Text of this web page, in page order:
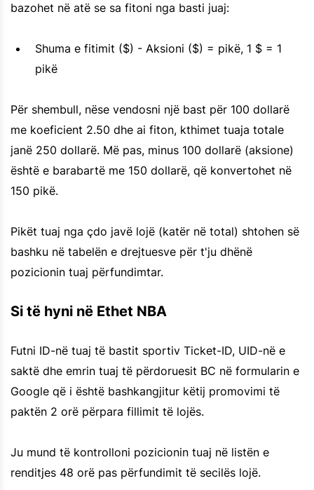
bazohet në atë se sa fitoni nga basti juaj:
Shuma e fitimit ($) - Aksioni ($) = pikë, 1 $ = 1
pikë
Për shembull, nëse vendosni një bast për 100 dollarë
me koeficient 2.50 dhe ai fiton, kthimet tuaja totale
janë 250 dollarë. Më pas, minus 100 dollarë (aksione)
është e barabartë me 150 dollarë, që konvertohet në
150 pikë.
Pikët tuaj nga çdo javë lojë (katër në total) shtohen së
bashku në tabelën e drejtuesve për t'ju dhënë
pozicionin tuaj përfundimtar.
Si të hyni në Ethet NBA
Futni ID-në tuaj të bastit sportiv Ticket-ID, UID-në e
saktë dhe emrin tuaj të përdoruesit BC në formularin e
Google që i është bashkangjitur këtij promovimi të
paktën 2 orë përpara fillimit të lojës.
Ju mund të kontrolloni pozicionin tuaj në listën e
renditjes 48 orë pas përfundimit të secilës lojë.